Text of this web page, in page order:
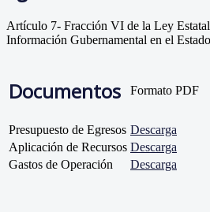
Artículo 7- Fracción VI de la Ley
Información Gubernamental en el
Documentos Formato PDF
Presupuesto de Egresos Descarga
Aplicación de Recursos Descarga
Gastos de Operación
Descarga